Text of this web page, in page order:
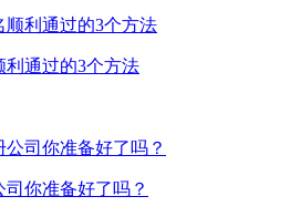
利通过的3个方法
司你准备好了吗？